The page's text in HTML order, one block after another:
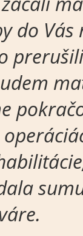
do Vás
prerušili